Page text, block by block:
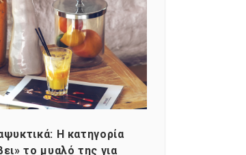
Η κατηγορία
το μυαλό της για